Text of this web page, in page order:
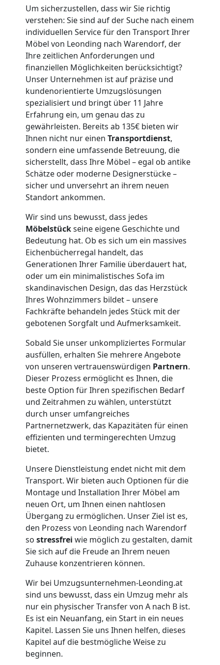
Um sicherzustellen, dass wir Sie richtig
verstehen: Sie sind auf der Suche nach einem
individuellen Service für den Transport Ihrer
Möbel von Leonding nach Warendorf, der
Ihre zeitlichen Anforderungen und
finanziellen Möglichkeiten berücksichtigt?
Unser Unternehmen ist auf präzise und
kundenorientierte Umzugslösungen
spezialisiert und bringt über 11 Jahre
Erfahrung ein, um genau das zu
gewährleisten. Bereits ab 135€ bieten wir
Ihnen nicht nur einen Transportdienst,
sondern eine umfassende Betreuung, die
sicherstellt, dass Ihre Möbel – egal ob antike
Schätze oder moderne Designerstücke –
sicher und unversehrt an ihrem neuen
Standort ankommen.
Wir sind uns bewusst, dass jedes
Möbelstückseine eigene Geschichte und
Bedeutung hat. Ob es sich um ein massives
Eichenbücherregal handelt, das
Generationen Ihrer Familie überdauert hat,
oder um ein minimalistisches Sofa im
skandinavischen Design, das das Herzstück
Ihres Wohnzimmers bildet – unsere
Fachkräfte behandeln jedes Stück mit der
gebotenen Sorgfalt und Aufmerksamkeit.
Sobald Sie unser unkompliziertes Formular
ausfüllen, erhalten Sie mehrere Angebote
von unseren vertrauenswürdigen Partnern.
Dieser Prozess ermöglicht es Ihnen, die
beste Option für Ihren spezifischen Bedarf
und Zeitrahmen zu wählen, unterstützt
durch unser umfangreiches
Partnernetzwerk, das Kapazitäten für einen
effizienten und termingerechten Umzug
bietet.
Unsere Dienstleistung endet nicht mit dem
Transport. Wir bieten auch Optionen für die
Montage und Installation Ihrer Möbel am
neuen Ort, um Ihnen einen nahtlosen
Übergang zu ermöglichen. Unser Ziel ist es,
den Prozess von Leonding nach Warendorf
so stressfrei wie möglich zu gestalten, damit
Sie sich auf die Freude an Ihrem neuen
Zuhause konzentrieren können.
Wir bei Umzugsunternehmen-Leonding.at
sind uns bewusst, dass ein Umzug mehr als
nur ein physischer Transfer von A nach B ist.
Es ist ein Neuanfang, ein Start in ein neues
Kapitel. Lassen Sie uns Ihnen helfen, dieses
Kapitel auf die bestmögliche Weise zu
beginnen.
Leonding
Umzug
Leonding
Mann
LKW
Möbellift
Leonding
Übersiedlung
Leonding
Klaviertransport
Leonding
Privatumzug
Leonding
Tresortransport
Leonding
Umzug
für
Senioren
Leonding